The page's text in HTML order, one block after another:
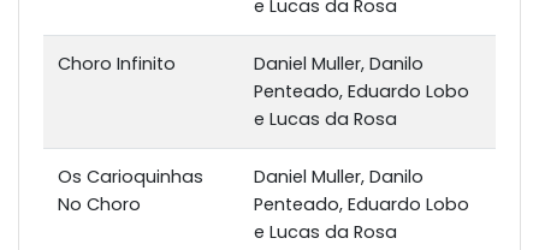
e Lucas da Rosa
Choro Infinito
Daniel Muller, Danilo
Penteado, Eduardo Lobo
e Lucas da Rosa
Os Carioquinhas
No Choro
Daniel Muller, Danilo
Penteado, Eduardo Lobo
e Lucas da Rosa